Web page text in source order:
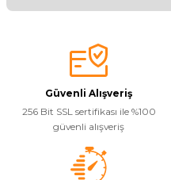
Güvenli Alışveriş
256 Bit SSL sertifikası ile %100
güvenli alışveriş